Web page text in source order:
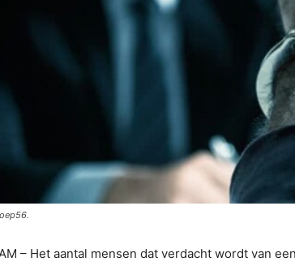
– Het aantal mensen dat verdacht wordt van